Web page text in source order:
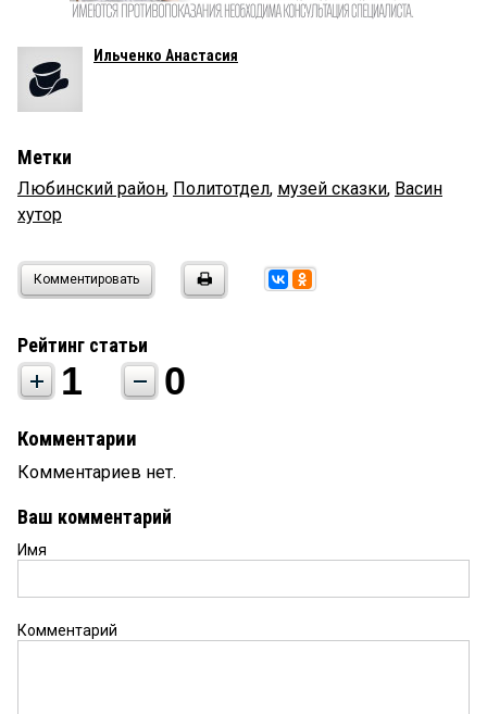
Ильченко Анастасия
Метки
Любинский район, Политотдел, музей сказки, Васин
хутор
Комментировать
Рейтинг статьи
1 0
Комментарии
Комментариев нет.
Ваш комментарий
Имя
Комментарий